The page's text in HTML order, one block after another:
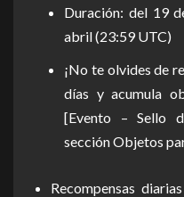
Duración: del 19
abril (23:59 UTC)
¡No te olvides de
días y acumula
[Evento – Sello
sección Objetos
Recompensas